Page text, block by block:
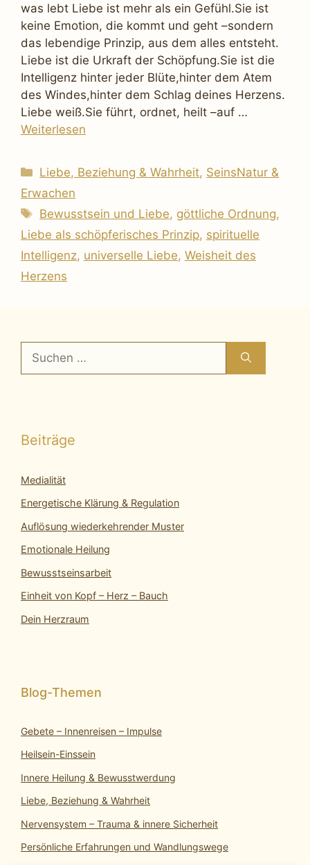
was lebt Liebe ist mehr als ein Gefühl.Sie ist
keine Emotion, die kommt und geht –sondern
das lebendige Prinzip, aus dem alles entsteht.
Liebe ist die Urkraft der Schöpfung.Sie ist die
Intelligenz hinter jeder Blüte,hinter dem Atem
des Windes,hinter dem Schlag deines Herzens.
Liebe weiß.Sie führt, ordnet, heilt –auf …
Weiterlesen
Kategorien
Liebe, Beziehung & Wahrheit, SeinsNatur &
Erwachen
Schlagwörter
Bewusstsein und Liebe, göttliche Ordnung,
Liebe als schöpferisches Prinzip, spirituelle
Intelligenz, universelle Liebe, Weisheit des
Herzens
nach:
Beiträge
Medialität
Energetische Klärung & Regulation
Auflösung wiederkehrender Muster
Emotionale Heilung
Bewusstseinsarbeit
Einheit von Kopf – Herz – Bauch
Dein Herzraum
Gebete – Innenreisen – Impulse
Heilsein-Einssein
Innere Heilung & Bewusstwerdung
Liebe, Beziehung & Wahrheit
Nervensystem – Trauma & innere Sicherheit
Persönliche Erfahrungen und Wandlungswege